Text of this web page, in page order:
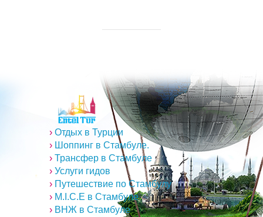
› Отдых в Турции
› Шоппинг в Стамбуле.
› Трансфер в Стамбуле
› Услуги гидов
› Путешествие по Стамбулу
› M.I.C.E в Стамбуле
› ВНЖ в Стамбуле